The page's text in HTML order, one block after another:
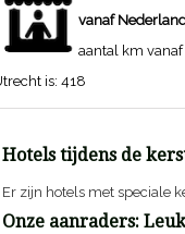
vanaf
aantal km vanaf
is: 418
Hotels tijdens de
Er zijn hotels met speciale
Onze aanraders: